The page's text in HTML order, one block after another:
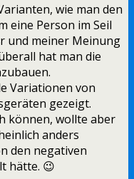
wie man den
eine Person im Seil
und meiner Meinung
hat man die
Variationen von
gezeigt.
können, wollte aber
anders
den negativen
hätte. 😉